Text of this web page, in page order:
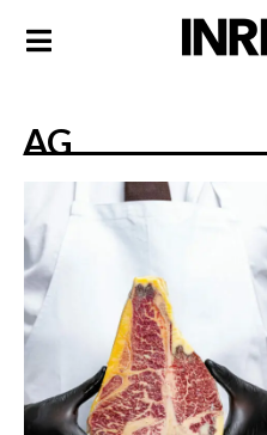
AG